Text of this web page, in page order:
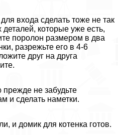
входа сделать тоже не так
которые уже есть,
поролон размером в два
разрежьте его в 4-6
друг на друга
не забудьте
и сделать наметки.
и домик для котенка готов.